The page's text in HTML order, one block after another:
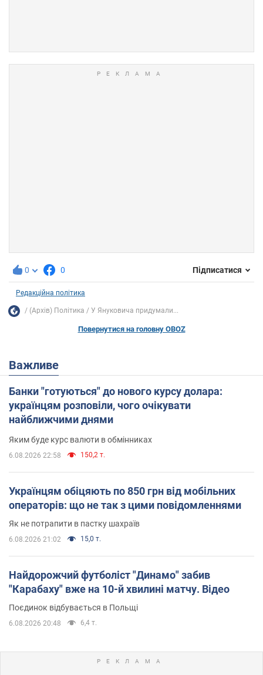
0 0 Підписатися
Редакційна політика
(Архів) Політика У Януковича придумали...
Повернутися на головну OBOZ
Важливе
Банки "готуються" до нового курсу долара:
українцям розповіли, чого очікувати
найближчими днями
Яким буде курс валюти в обмінниках
6.08.2026 22:58 150,2 т.
Українцям обіцяють по 850 грн від мобільних
операторів: що не так з цими повідомленнями
Як не потрапити в пастку шахраїв
6.08.2026 21:02 15,0 т.
Найдорожчий футболіст "Динамо" забив
"Карабаху" вже на 10-й хвилині матчу. Відео
Поєдинок відбувається в Польщі
6.08.2026 20:48 6,4 т.